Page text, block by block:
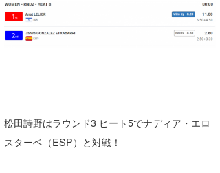
松田詩野はラウンド3 ヒート5でナディア・エロ
スターベ（ESP）と対戦！